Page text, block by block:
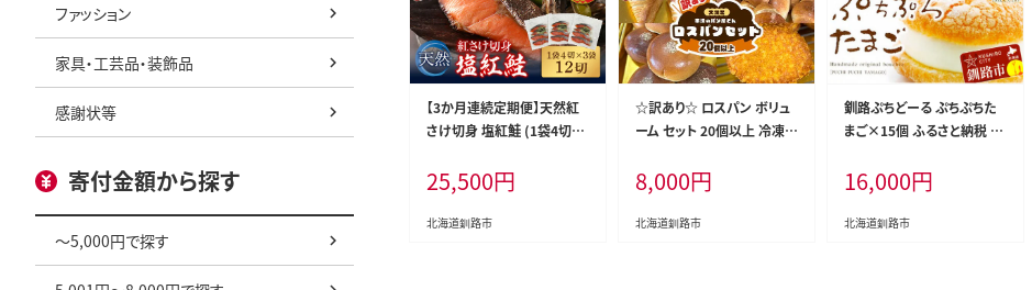
ファッション
家具・工芸品・装飾品
感謝状等
寄付金額から探す
～5,000円で探す
【3か月連続定期便】天然紅
さけ切身 塩紅鮭 (1袋4切入
切り身 海鮮 魚 切身 小分け
25,500円
北海道釧路市
☆訳あり☆ ロスパン ボリュ
ーム セット 20個以上 冷凍
不揃い 家計応援 フードロス
SDGs サステナブル コスパ
大容量 便利 レンチン 時短
8,000円
北海道釧路市
釧路ぷちどーる ぷちぷちた
まご×15個 ふるさと納税 菓
16,000円
北海道釧路市